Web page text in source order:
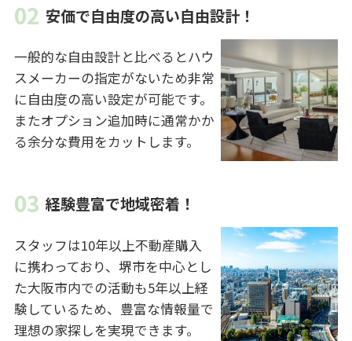
安価で自由度の高い自由設計！
一般的な自由設計と比べるとハウ
スメーカーの指定がないため非常
に自由度の高い設定が可能です。
またオプション追加時に通常かか
る余分な費用をカットします。
経験豊富で地域密着！
スタッフは10年以上不動産購入
に携わっており、堺市を中心とし
た大阪市内での活動も5年以上経
験しているため、豊富な情報量で
理想の家探しを実現できます。